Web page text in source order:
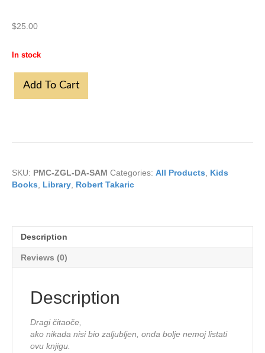
$25.00
In stock
Izgleda
da
Takaric
quantity
Add To Cart
SKU: PMC-ZGL-DA-SAM Categories: All Products
Kids
Books
Library Robert Takaric
Description
Reviews (0)
Description
Dragi čitaoče,
ako nikada nisi bio zaljubljen, onda bolje nemoj listati
ovu knjigu.